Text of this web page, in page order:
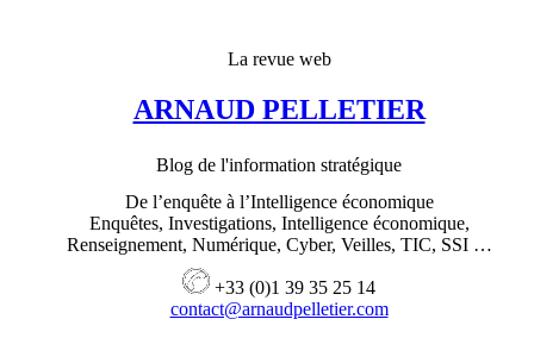
La revue web
ARNAUD PELLETIER
Blog de l'information stratégique
De l’enquête à l’Intelligence économique
Enquêtes, Investigations, Intelligence économique,
Renseignement, Numérique, Cyber, Veilles, TIC, SSI …
+33 (0)1 39 35 25 14
contact@arnaudpelletier.com